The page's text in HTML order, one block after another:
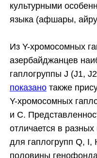
культурными
языка (афшары,
Из Y-хромосомных
азербайджанцев
гаплогруппы J (J1,
показано также
Y-хромосомных
и С.
отличается в
для гаплогрупп Q,
половины